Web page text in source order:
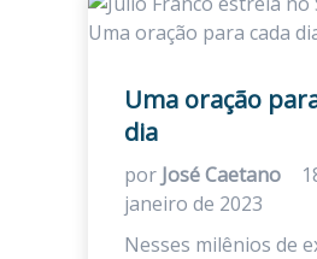
Uma oração
dia
por José Caetano
janeiro de 2023
Nesses milênios de